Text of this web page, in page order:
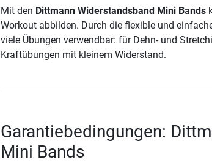
Mit den Dittmann Widerstandsband Mini Bands
Workout abbilden. Durch die flexible und
viele Übungen verwendbar: für Dehn- und
Kraftübungen mit kleinem Widerstand.
Garantiebedingungen:
Mini Bands